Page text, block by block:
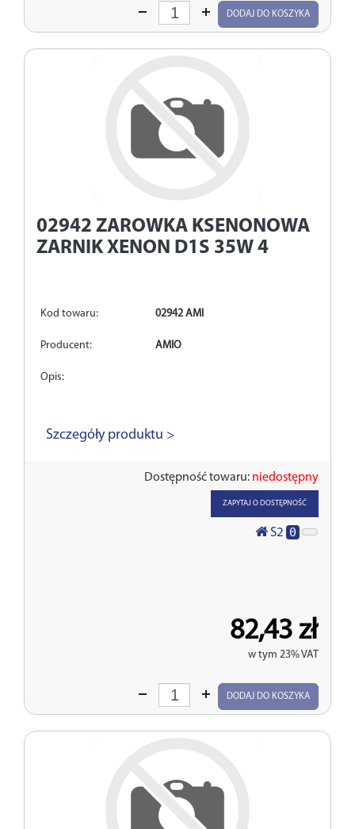
Wprowadź
DODAJ DO KOSZYKA
02942 ZAROWKA KSENONOWA
ZARNIK XENON D1S 35W 4
Kod towaru: 02942 AMI
Producent: AMIO
Opis:
Szczegóły produktu >
Dostępność towaru: niedostępny
ZAPYTAJ O DOSTĘPNOŚĆ
S2 0
82,43 zł
w tym 23% VAT
Wprowadź
DODAJ DO KOSZYKA